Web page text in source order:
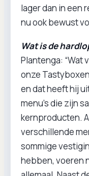
lager dan in een
nu ook bewust
Wat is de
Plantenga: “Wat
onze
en dat heeft hij
menu's die zijn
kernproducten.
verschillende
sommige
hebben, voeren